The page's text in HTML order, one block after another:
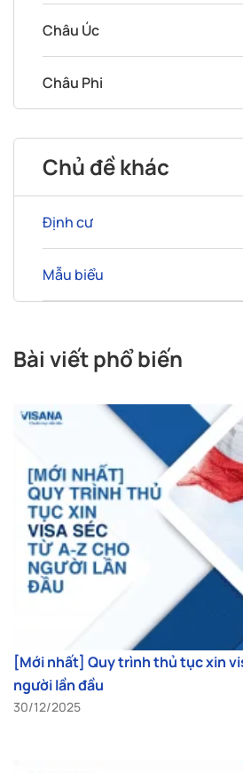
Châu Úc
Châu Phi
Chủ đề khác
Định cư
Mẫu biểu
Bài viết phổ biến
[Mới nhất] Quy trình thủ tục xin
người lần đầu
30/12/2025